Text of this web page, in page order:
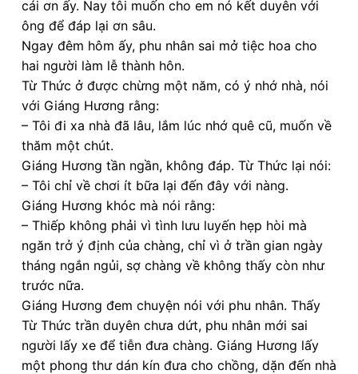
cái ơn ấy. Nay tôi muốn cho em nó kết duyên với
ông để đáp lại ơn sâu.
Ngay đêm hôm ấy, phu nhân sai mở tiệc hoa cho
hai người làm lễ thành hôn.
Từ Thức ở được chừng một năm, có ý nhớ nhà, nói
với Giáng Hương rằng:
– Tôi đi xa nhà đã lâu, lắm lúc nhớ quê cũ, muốn về
thăm một chút.
Giáng Hương tần ngần, không đáp. Từ Thức lại nói:
– Tôi chỉ về chơi ít bữa lại đến đây với nàng.
Giáng Hương khóc mà nói rằng:
– Thiếp không phải vì tình lưu luyến hẹp hòi mà
ngăn trở ý định của chàng, chỉ vì ở trần gian ngày
tháng ngắn ngủi, sợ chàng về không thấy còn như
trước nữa.
Giáng Hương đem chuyện nói với phu nhân. Thấy
Từ Thức trần duyên chưa dứt, phu nhân mới sai
người lấy xe để tiễn đưa chàng. Giáng Hương lấy
một phong thư dán kín đưa cho chồng, dặn đến nhà